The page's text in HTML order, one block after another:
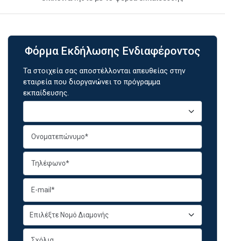
Φόρμα Εκδήλωσης Ενδιαφέροντος
Τα στοιχεία σας αποστέλλονται απευθείας στην
εταιρεία που διοργανώνει το πρόγραμμα
εκπαίδευσης.